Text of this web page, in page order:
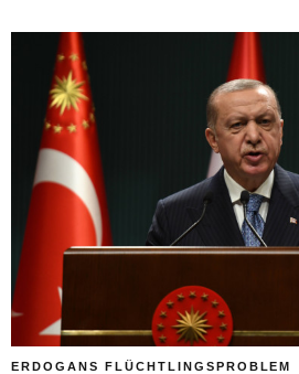
ERDOGANS FLÜCHTLINGSPROBLEM